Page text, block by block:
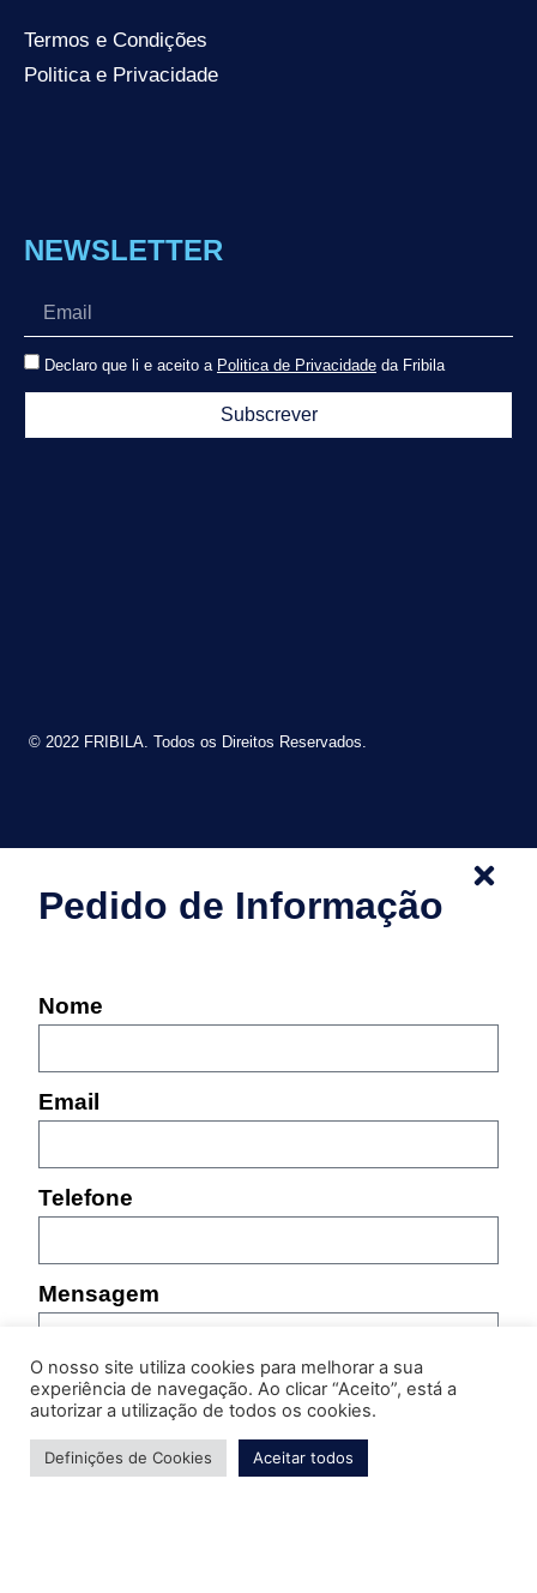
Termos e Condições
Politica e Privacidade
NEWSLETTER
Declaro que li e aceito a Politica de Privacidade da Fribila
Subscrever
© 2022 FRIBILA. Todos os Direitos Reservados.
O nosso site utiliza cookies para melhorar a sua
experiência de navegação. Ao clicar “Aceito”, está a
autorizar a utilização de todos os cookies.
Definições de Cookies Aceitar todos
Pedido de Informação
Nome
Email
Telefone
Mensagem
Por favor, indique as características do produto sobre